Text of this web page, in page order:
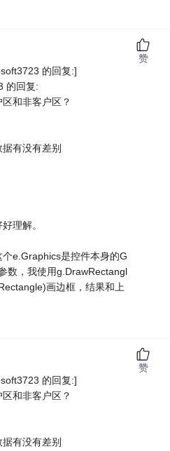
的回复:]
的回复:
和非客户区？
有没有差别
理解。
e.Graphics是控件本身的G
数，我使用g.DrawRectangl
画边框，结果和上
赞
的回复:]
和非客户区？
有没有差别
赞